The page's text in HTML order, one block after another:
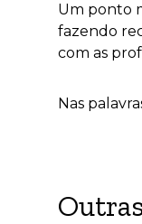
Um ponto
fazendo
com as
Nas